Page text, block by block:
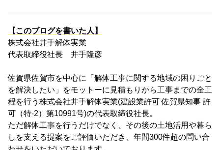
【このブログを書いた人】
株式会社井手解体実業
代表取締役社長 井手隆彦
佐賀県佐賀市を中心に「解体工事に関する地域の困りごと
を解決したい」をモットーに見積もりから工事までの全工
程を行う株式会社井手解体実業(建設業許可 佐賀県知事 許
可（特-2）第10991号)の代表取締役社長。
ただ解体工事を行うだけでなく、その後の土地活用や暮ら
しを支える提案をご評価いただき、年間300件超の問い合